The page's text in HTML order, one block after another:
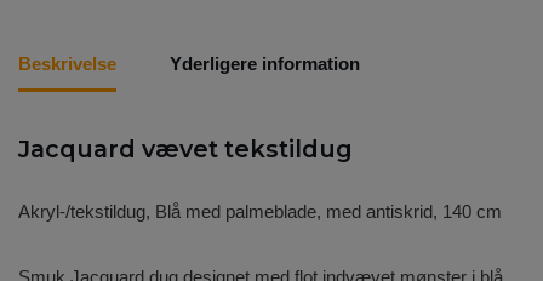
Beskrivelse Yderligere information
Jacquard vævet tekstildug
Akryl-/tekstildug, Blå med palmeblade, med antiskrid, 140 cm
Smuk Jacquard dug designet med flot indvævet mønster i blå.